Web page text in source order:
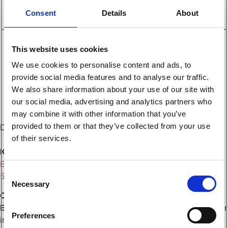
Consent Details About
This website uses cookies
We use cookies to personalise content and ads, to
provide social media features and to analyse our traffic.
We also share information about your use of our site with
our social media, advertising and analytics partners who
may combine it with other information that you’ve
provided to them or that they’ve collected from your use
of their services.
Consent
Selection
Necessary
Preferences
130L
1350L
1400L
140L
145L
1500L
2-6 T
4-6 ton
6-10 T
7-10 ton
10- 14 ton
10-18 T
Det verkar som vi inte kan hitta det du letar efter.
KINNA
Ehns Gata 6
51156 Kinna
OM OSS
EMA
är grävmaskinstillbehör som andas kvalitet. Vi lämnar
inget åt slumpen och drivs av våra kunders nöjdhet